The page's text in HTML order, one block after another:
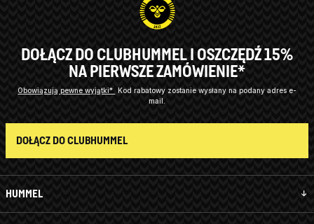
HUMMEL
DOŁĄCZ DO CLUBHUMMEL I OSZCZĘDŹ 15%
NA PIERWSZE ZAMÓWIENIE*
Obowiązują pewne wyjątki*
Kod rabatowy zostanie wysłany na podany adres e-
mail.
DOŁĄCZ DO CLUBHUMMEL